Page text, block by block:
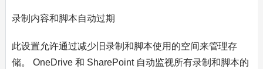
录制内容和脚本自动过期
此设置允许通过减少旧录制和脚本使用的空间来管理存
储。 OneDrive 和 SharePoint 自动监视所有录制和脚本的